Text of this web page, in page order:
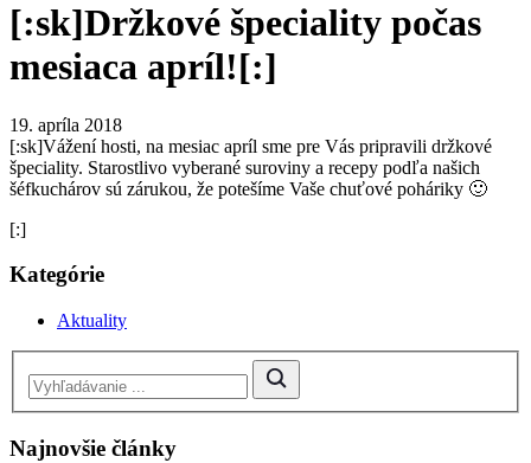
[:sk]Držkové špeciality počas
mesiaca apríl![:]
19. apríla 2018
[:sk]Vážení hosti, na mesiac apríl sme pre Vás pripravili držkové
špeciality. Starostlivo vyberané suroviny a recepy podľa našich
šéfkuchárov sú zárukou, že potešíme Vaše chuťové poháriky 🙂
[:]
Kategórie
Aktuality
Najnovšie články